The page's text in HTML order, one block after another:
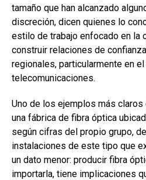
tamaño que han alcanzado
discreción, dicen quienes lo
estilo de trabajo enfocado en la
construir relaciones de
regionales, particularmente en
telecomunicaciones.
Uno de los ejemplos más
una fábrica de fibra óptica
según cifras del propio grupo,
instalaciones de este tipo que
un dato menor: producir fibra
importarla, tiene implicaciones